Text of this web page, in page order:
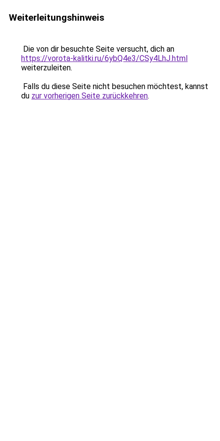
Weiterleitungshinweis
Die von dir besuchte Seite versucht, dich an
https://vorota-kalitki.ru/6ybQ4e3/CSy4LhJ.html
weiterzuleiten.
Falls du diese Seite nicht besuchen möchtest, kannst
du zur vorherigen Seite zurückkehren.